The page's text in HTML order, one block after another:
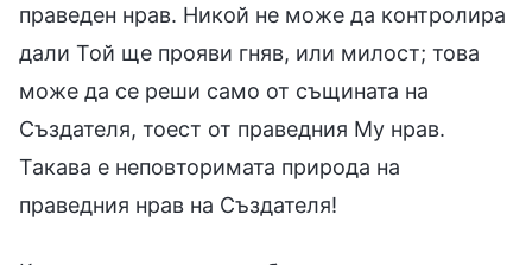
праведен нрав. Никой не може да контролира
дали Той ще прояви гняв, или милост; това
може да се реши само от същината на
Създателя, тоест от праведния Му нрав.
Такава е неповторимата природа на
праведния нрав на Създателя!